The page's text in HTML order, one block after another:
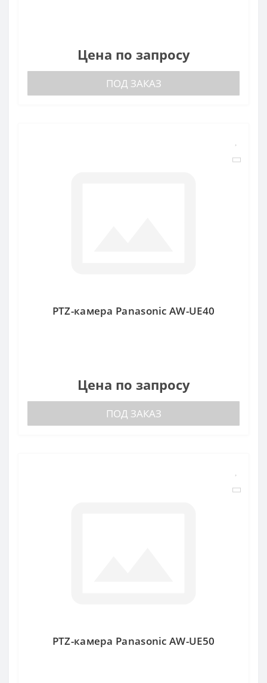
Цена по запросу
ПОД ЗАКАЗ
PTZ-камера Panasonic AW-UE40
Цена по запросу
ПОД ЗАКАЗ
PTZ-камера Panasonic AW-UE50